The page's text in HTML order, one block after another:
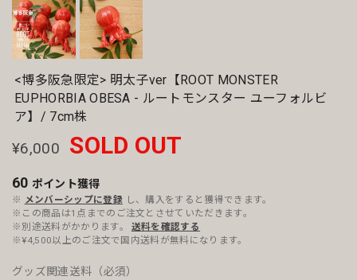
<博多阪急限定> 明太子ver【ROOT MONSTER
EUPHORBIA OBESA - ルートモンスター ユーフォルビ
ア】/ 7cm株
¥6,000 SOLD OUT
60 ポイント獲得
※ メンバーシップに登録 し、購入をすると獲得できます。
※この商品は1点までのご注文とさせていただきます。
※別途送料がかかります。
送料を確認する
※¥4,500以上のご注文で国内送料が無料になります。
グッズ関連送料（必須）